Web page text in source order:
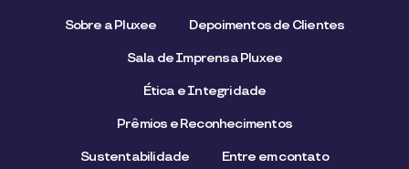
Sobre a Pluxee Depoimentos de Clientes
Sala de Imprensa Pluxee
Ética e Integridade
Prêmios e Reconhecimentos
Sustentabilidade Entre em contato